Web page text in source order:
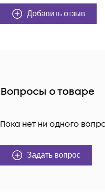
Добавить отзыв
Вопросы о товаре
Пока нет ни одного
Задать вопрос